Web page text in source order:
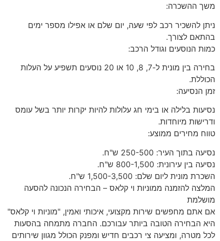
משך ההשכרה:
ניתן להשכיר רכב לפי שעה, יום שלם או אפילו מספר ימים
בהתאם לצורך.
כמות הנוסעים וגודל הרכב:
בחירה בין מונית ל-7, 8, 10 או 20 נוסעים תשפיע על העלות
הכוללת.
זמן הנסיעה:
נסיעות בלילה או בימי חג עלולות להיות יקרות יותר בשל עומס
ודרישות מיוחדות.
טווח מחירים ממוצע:
נסיעה בתוך העיר: 250-500 ש"ח.
נסיעה בין עירונית: 800-1,500 ש"ח.
השכרת מונית ליום שלם: 1,500-3,500 ש"ח.
המלצה להזמנה ממוניות וי קלאס – הבחירה הנכונה להסעה
מושלמת
אם אתם מחפשים שירות מקצועי, איכותי ואמין, "מוניות וי קלאס"
היא הבחירה הטובה ביותר עבורכם. החברה מתמחה בהסעות
לכל מטרה, ומציעה צי רכבים חדיש ומפנק הכולל מגוון שירותים